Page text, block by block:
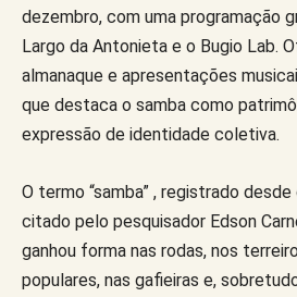
dezembro, com uma programação
Largo da Antonieta e o Bugio Lab.
almanaque e apresentações
que destaca o samba como
expressão de identidade coletiva.
O termo “samba” , registrado
citado pelo pesquisador Edson
ganhou forma nas rodas, nos
populares, nas gafieiras e,